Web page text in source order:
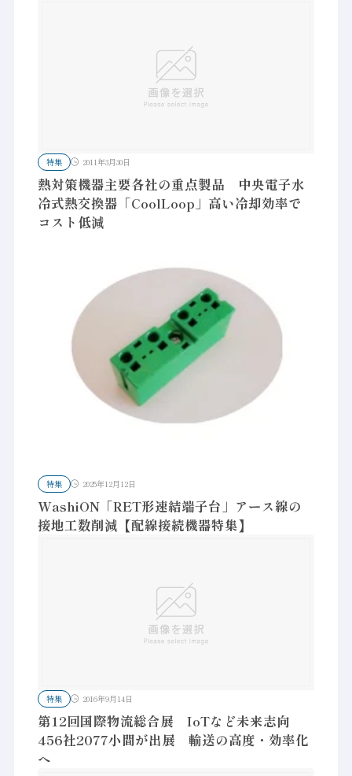
特集 2011年3月30日
熱対策機器主要各社の重点製品 中央電子水
冷式熱交換器「CoolLoop」高い冷却効率で
コスト低減
特集 2025年12月12日
WashiON「RET形速結端子台」アース線の
接地工数削減【配線接続機器特集】
特集 2016年9月14日
第12回国際物流総合展 IoTなど未来志向
456社2077小間が出展 輸送の高度・効率化
へ